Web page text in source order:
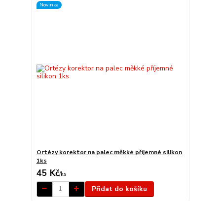
Novinka
Ortézy korektor na palec měkké příjemné silikon
1ks
45 Kč/ks
Přidat do košíku